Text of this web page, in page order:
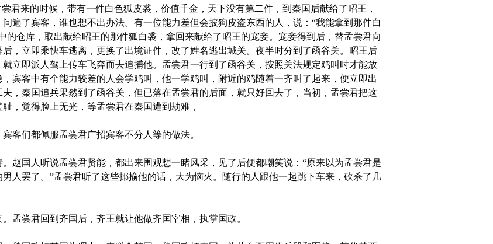
君来的时候，带有一件白色狐皮裘，价值千金，天下没有第二件，到秦国后献给了昭王，
遍了宾客，谁也想不出办法。有一位能力差但会披狗皮盗东西的人，说：“我能拿到那件白
的仓库，取出献给昭王的那件狐白裘，拿回来献给了昭王的宠妾。宠妾得到后，替孟尝君向
，立即乘快车逃离，更换了出境证件，改了姓名逃出城关。夜半时分到了函谷关。昭王后
立即派人驾上传车飞奔而去追捕他。孟尝君一行到了函谷关，按照关法规定鸡叫时才能放
宾客中有个能力较差的人会学鸡叫，他一学鸡叫，附近的鸡随着一齐叫了起来，便立即出
，秦国追兵果然到了函谷关，但已落在孟尝君的后面，就只好回去了，当初，孟尝君把这
，觉得脸上无光，等孟尝君在秦国遭到劫难，
们都佩服孟尝君广招宾客不分人等的做法。
国人听说孟尝君贤能，都出来围观想一睹风采，见了后便都嘲笑说：“原来以为孟尝君是
人罢了。”孟尝君听了这些揶揄他的话，大为恼火。随行的人跟他一起跳下车来，砍杀了几
尝君回到齐国后，齐王就让他做齐国宰相，执掌国政。